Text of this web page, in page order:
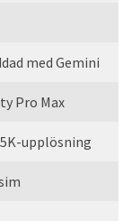
med Gemini
Pro Max
upplösning